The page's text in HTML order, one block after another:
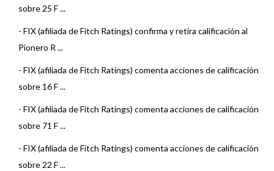
sobre 25 F ...
- FIX (afiliada de Fitch Ratings) confirma y retira calificación al
Pionero R ...
- FIX (afiliada de Fitch Ratings) comenta acciones de calificación
sobre 16 F ...
- FIX (afiliada de Fitch Ratings) comenta acciones de calificación
sobre 71 F ...
- FIX (afiliada de Fitch Ratings) comenta acciones de calificación
sobre 22 F ...